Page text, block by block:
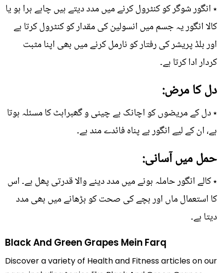
٭ انگور شوگر کو کنٹرول کرنے میں مدد دیتے ہیں چاہے ہرا ہو یا
کالا انگور یہ جسم میں انسولین کی مقدار کو کنٹرول کرتا ہے
اور بلڈ پریشر کی رفتار کو نارمل کرنے میں بھی اپنا مثبت
کردار ادا کرتا ہے۔
دل کا مرض:
٭ دل کے مریضوں کو اچانک بے چینی و گھبراہٹ کا مسئلہ ہوتا
ہے، ان کے لیے انگور بے پناہ فائدے مند ہے۔
حمل میں آسانی:
٭ کالے انگور حاملہ ہونے میں مدد دینے والا قدرتی پھل ہے۔ اس
کا استعمال ماں اور بچے کی صحت کو بڑھانے میں بھی مدد
دیتا ہے۔
Black And Green Grapes Mein Farq
Discover a variety of Health and Fitness articles on our